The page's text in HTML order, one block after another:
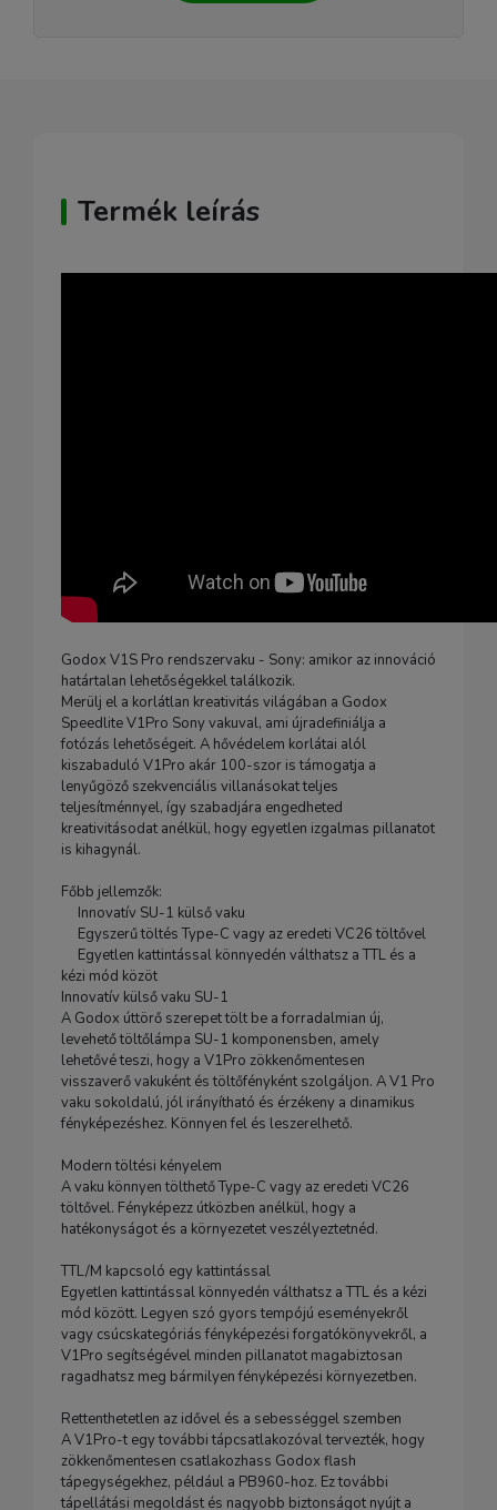
Termék leírás
Godox V1S Pro rendszervaku - Sony: amikor az innováció
határtalan lehetőségekkel találkozik.
Merülj el a korlátlan kreativitás világában a Godox
Speedlite V1Pro Sony vakuval, ami újradefiniálja a
fotózás lehetőségeit. A hővédelem korlátai alól
kiszabaduló V1Pro akár 100-szor is támogatja a
lenyűgöző szekvenciális villanásokat teljes
teljesítménnyel, így szabadjára engedheted
kreativitásodat anélkül, hogy egyetlen izgalmas pillanatot
is kihagynál.
Főbb jellemzők:
Innovatív SU-1 külső vaku
Egyszerű töltés Type-C vagy az eredeti VC26 töltővel
Egyetlen kattintással könnyedén válthatsz a TTL és a
kézi mód közöt
Innovatív külső vaku SU-1
A Godox úttörő szerepet tölt be a forradalmian új,
levehető töltőlámpa SU-1 komponensben, amely
lehetővé teszi, hogy a V1Pro zökkenőmentesen
visszaverő vakuként és töltőfényként szolgáljon. A V1 Pro
vaku sokoldalú, jól irányítható és érzékeny a dinamikus
fényképezéshez. Könnyen fel és leszerelhető.
Modern töltési kényelem
A vaku könnyen tölthető Type-C vagy az eredeti VC26
töltővel. Fényképezz útközben anélkül, hogy a
hatékonyságot és a környezetet veszélyeztetnéd.
TTL/M kapcsoló egy kattintással
Egyetlen kattintással könnyedén válthatsz a TTL és a kézi
mód között. Legyen szó gyors tempójú eseményekről
vagy csúcskategóriás fényképezési forgatókönyvekről, a
V1Pro segítségével minden pillanatot magabiztosan
ragadhatsz meg bármilyen fényképezési környezetben.
Rettenthetetlen az idővel és a sebességgel szemben
A V1Pro-t egy további tápcsatlakozóval tervezték, hogy
zökkenőmentesen csatlakozhass Godox flash
tápegységekhez, például a PB960-hoz. Ez további
tápellátási megoldást és nagyobb biztonságot nyújt a